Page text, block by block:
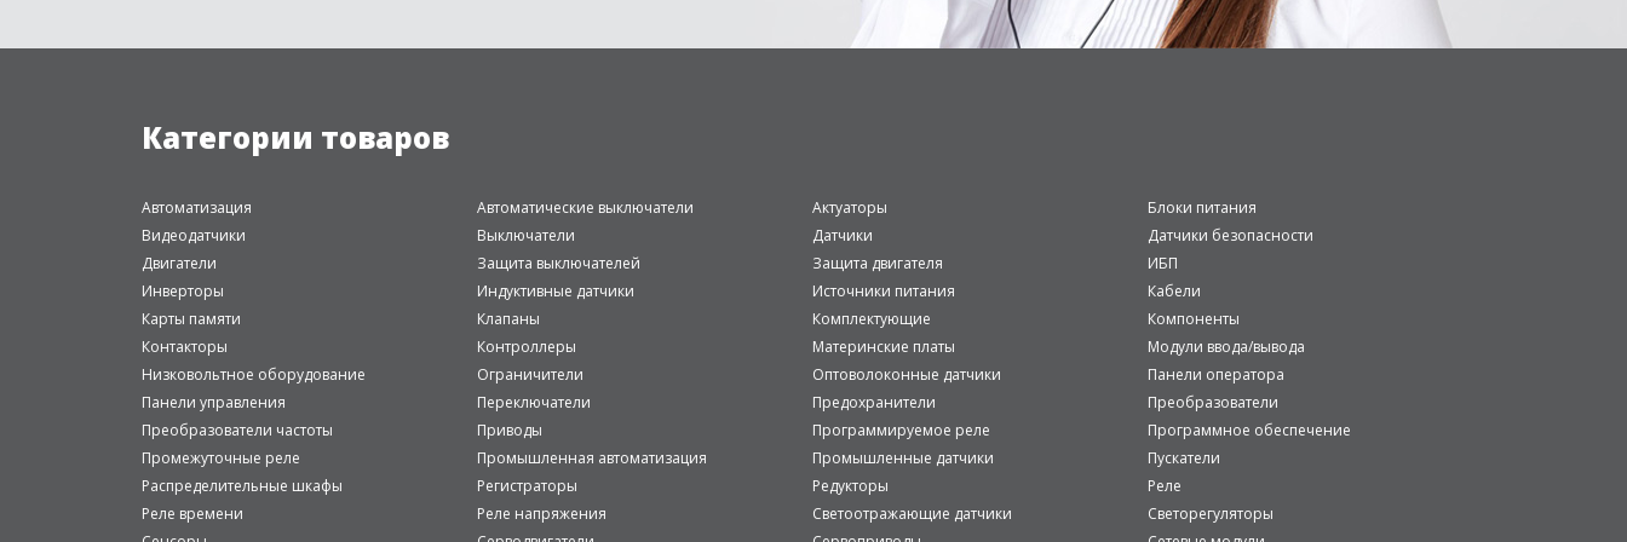
Категории товаров
Автоматизация Автоматические выключатели Актуаторы
Блоки питания
Видеодатчики
Выключатели Датчики
Датчики безопасности
Двигатели
Защита выключателей Защита двигателя
ИБП
Инверторы
Индуктивные датчики Источники питания
Кабели
Карты памяти
Клапаны Комплектующие
Компоненты
Контакторы
Контроллеры Материнские платы
Модули ввода/вывода
Низковольтное оборудование
Ограничители Оптоволоконные датчики
Панели оператора
Панели управления
Переключатели Предохранители
Преобразователи
Преобразователи частоты
Приводы Программируемое реле
Программное обеспечение
Промежуточные реле
Промышленная автоматизация Промышленные датчики
Пускатели
Распределительные шкафы
Регистраторы Редукторы
Реле
Реле времени
Реле напряжения Светоотражающие датчики
Светорегуляторы